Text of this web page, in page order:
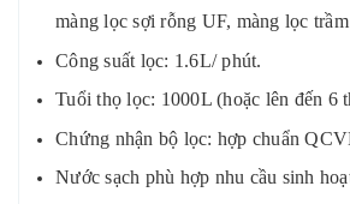
màng lọc sợi rỗng UF, màng lọc
Công suất lọc: 1.6L/ phút.
Tuổi thọ lọc: 1000L (hoặc lên đến 6
Chứng nhận bộ lọc: hợp chuẩn
Nước sạch phù hợp nhu cầu sinh